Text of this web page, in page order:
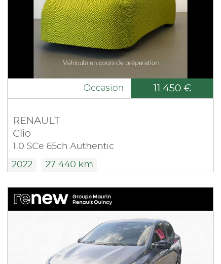
Occasion 11 450 €
RENAULT
Clio
1.0 SCe 65ch Authentic
2022 27 440 km